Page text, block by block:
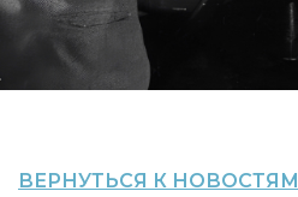
ВЕРНУТЬСЯ К НОВОСТЯМ